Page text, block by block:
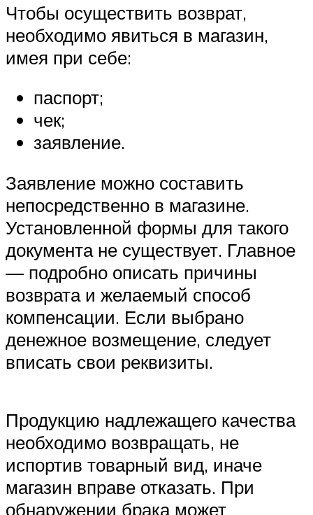
Чтобы осуществить возврат,
необходимо явиться в магазин,
имея при себе:
паспорт;
чек;
заявление.
Заявление можно составить
непосредственно в магазине.
Установленной формы для такого
документа не существует. Главное
— подробно описать причины
возврата и желаемый способ
компенсации. Если выбрано
денежное возмещение, следует
вписать свои реквизиты.
Продукцию надлежащего качества
необходимо возвращать, не
испортив товарный вид, иначе
магазин вправе отказать. При
обнаружении брака может